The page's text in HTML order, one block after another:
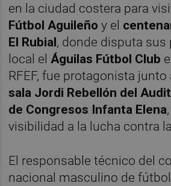
en la ciudad costera para
Fútbol Aguileño y el
El Rubial, donde disputa
local elÁguilas Fútbol Club
RFEF, fue protagonista junto
sala Jordi Rebellón del
de Congresos Infanta Elena
visibilidad a la lucha contra
El responsable técnico del
nacional masculino de